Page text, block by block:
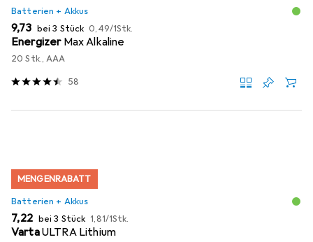
Batterien + Akkus
EUR
9,73 bei 3 Stück EUR
0,49/1Stk.
Energizer Max Alkaline
20 Stk., AAA
58
MENGENRABATT
Batterien + Akkus
EUR
7,22 bei 3 Stück EUR
1,81/1Stk.
VartaULTRA Lithium